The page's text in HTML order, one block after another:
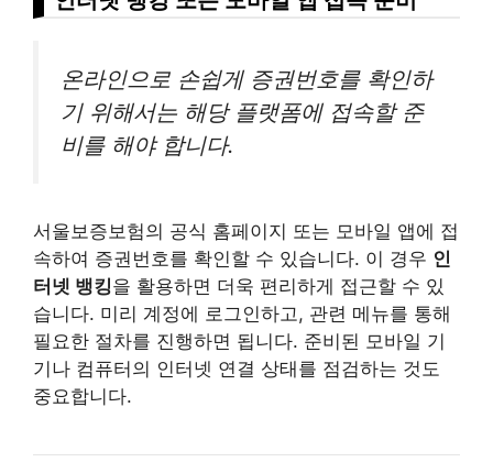
온라인으로 손쉽게 증권번호를 확인하
기 위해서는 해당 플랫폼에 접속할 준
비를 해야 합니다.
서울보증보험의 공식 홈페이지 또는 모바일 앱에 접
속하여 증권번호를 확인할 수 있습니다. 이 경우 인
터넷 뱅킹을 활용하면 더욱 편리하게 접근할 수 있
습니다. 미리 계정에 로그인하고, 관련 메뉴를 통해
필요한 절차를 진행하면 됩니다. 준비된 모바일 기
기나 컴퓨터의 인터넷 연결 상태를 점검하는 것도
중요합니다.